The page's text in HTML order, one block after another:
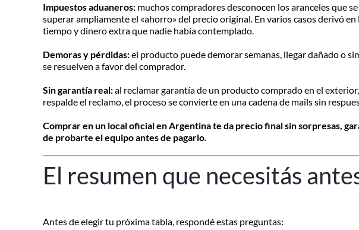
Impuestos aduaneros: muchos compradores desconocen los aranceles que
superar ampliamente el «ahorro» del precio original. En varios casos derivó
tiempo y dinero extra que nadie había contemplado.
Demoras y pérdidas:el producto puede demorar semanas, llegar dañado o
se resuelven a favor del comprador.
Sin garantía real:al reclamar garantía de un producto comprado en el
respalde el reclamo, el proceso se convierte en una cadena de mails sin
Comprar en un local oficial en Argentina te da precio final sin sorpresas,
de probarte el equipo antes de pagarlo.
El resumen que necesitás
Antes de elegir tu próxima tabla, respondé estas preguntas: